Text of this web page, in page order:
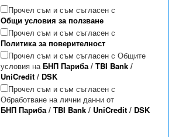
Прочел съм и съм съгласен с
Общи условия за ползване
Прочел съм и съм съгласен с
Политика за поверителност
Прочел съм и съм съгласен с Общите
условия наБНП Париба/ TBI Bank/
UniCredit/ DSK
Прочел съм и съм съгласен с
Обработване на лични данни от
БНП Париба/ TBI Bank/ UniCredit/ DSK